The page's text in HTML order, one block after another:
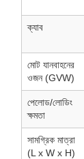
ক্যাব
মোট যানবাহনের
ওজন (GVW)
পেলোড/লোডিং
ক্ষমতা
সামগ্রিক মাত্রা
(L x W x H)